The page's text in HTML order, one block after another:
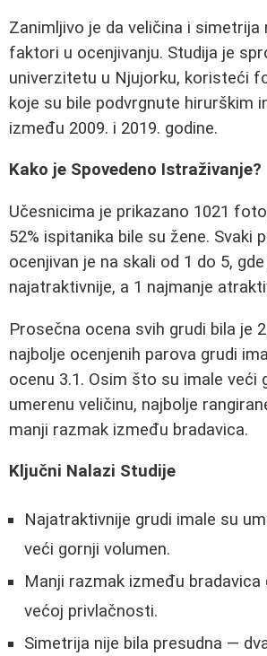
Zanimljivo je da veličina i simetrija
faktori u ocenjivanju. Studija je
univerzitetu u Njujorku, koristeći
koje su bile podvrgnute hirurškim
između 2009. i 2019. godine.
Kako je Spovedeno Istraživanje?
Učesnicima je prikazano 1021
52% ispitanika bile su žene. Svaki
ocenjivan je na skali od 1 do 5,
najatraktivnije, a 1 najmanje
Prosečna ocena svih grudi bila je
najbolje ocenjenih parova grudi
ocenu 3.1. Osim što su imale veći
umerenu veličinu, najbolje
manji razmak između bradavica.
Ključni Nalazi Studije
Najatraktivnije grudi imale su
veći gornji volumen.
Manji razmak između bradavica
većoj privlačnosti.
Simetrija nije bila presudna —